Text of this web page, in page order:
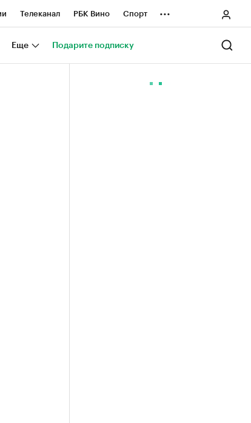
Телеканал РБК Вино Спорт
Город
...
Еще Подарите подписку